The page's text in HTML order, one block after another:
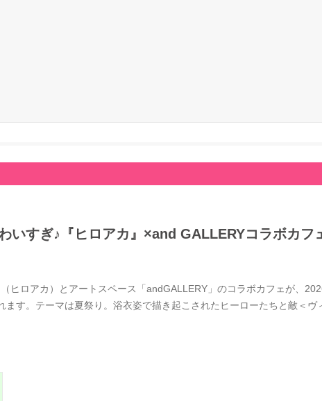
いすぎ♪『ヒロアカ』×and GALLERYコラボカフ
ヒロアカ）とアートスペース「andGALLERY」のコラボカフェが、
ます。テーマは夏祭り。浴衣姿で描き起こされたヒーローたちと敵＜ヴ